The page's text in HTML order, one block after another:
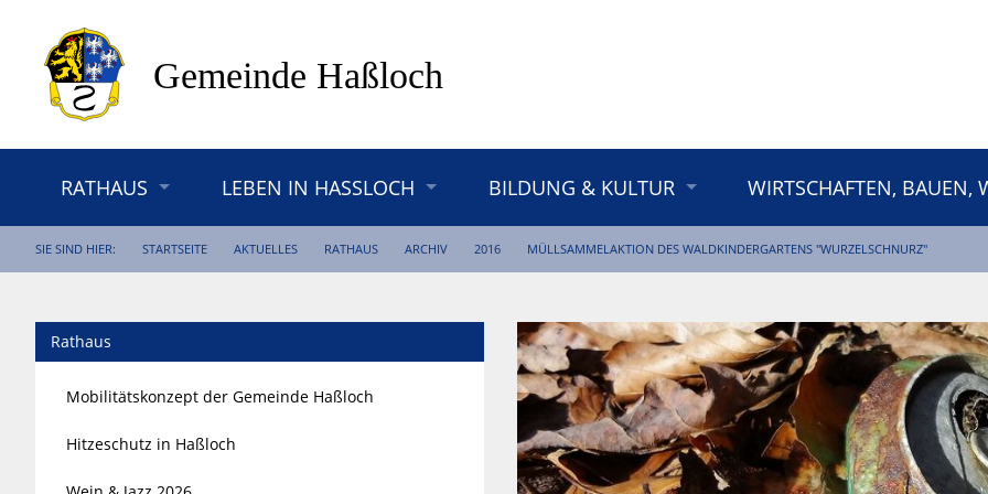
RATHAUS LEBEN IN HASSLOCH BILDUNG & KULTUR WIRTSCHAFTEN,
SIE SIND HIER: STARTSEITE AKTUELLES RATHAUS ARCHIV 2016 MÜLLSAMMELAKTION DES WALDKINDERGARTENS "WURZELSCHNURZ"
Rathaus
Mobilitätskonzept der Gemeinde Haßloch
Hitzeschutz in Haßloch